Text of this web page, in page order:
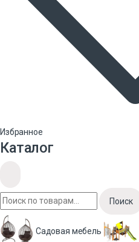
Избранное
Каталог
Поиск
Садовая мебель